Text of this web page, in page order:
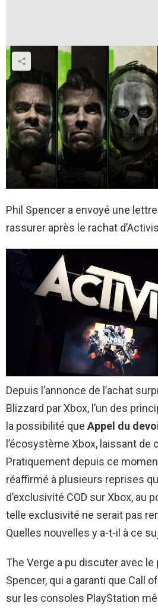
Phil Spencer a envoyé une
rassurer après le rachat
Depuis l’annonce de l’achat
Blizzard par Xbox, l’un des
la possibilité que Appel du
l’écosystème Xbox, laissant de
Pratiquement depuis ce
réaffirmé à plusieurs reprises
d’exclusivité COD sur Xbox, au
telle exclusivité ne serait pas
Quelles nouvelles y a-t-il à ce
The Verge a pu discuter avec le
Spencer, qui a garanti que Call
sur les consoles PlayStation